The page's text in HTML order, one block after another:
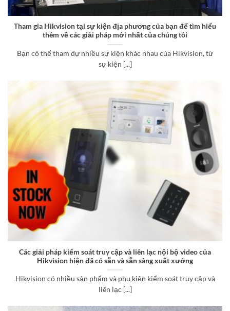
Tham gia Hikvision tại sự kiện địa phương của bạn để tìm hiểu
thêm về các giải pháp mới nhất của chúng tôi
Bạn có thể tham dự nhiều sự kiện khác nhau của Hikvision, từ
sự kiện [...]
Các giải pháp kiểm soát truy cập và liên lạc nội bộ video của
Hikvision hiện đã có sẵn và sẵn sàng xuất xưởng
Hikvision có nhiều sản phẩm và phụ kiện kiểm soát truy cập và
liên lạc [...]